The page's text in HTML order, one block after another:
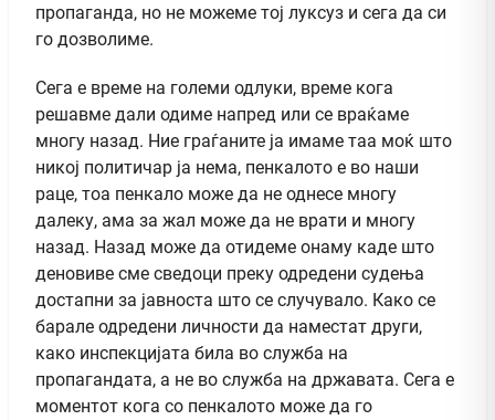
пропаганда, но не можеме тој луксуз и сега да си
го дозволиме.
Сега е време на големи одлуки, време кога
решавме дали одиме напред или се враќаме
многу назад. Ние граѓаните ја имаме таа моќ што
никој политичар ја нема, пенкалото е во наши
раце, тоа пенкало може да не однесе многу
далеку, ама за жал може да не врати и многу
назад. Назад може да отидеме онаму каде што
деновиве сме сведоци преку одредени судења
достапни за јавноста што се случувало. Како се
барале одредени личности да наместат други,
како инспекцијата била во служба на
пропагандата, а не во служба на државата. Сега е
моментот кога со пенкалото може да го